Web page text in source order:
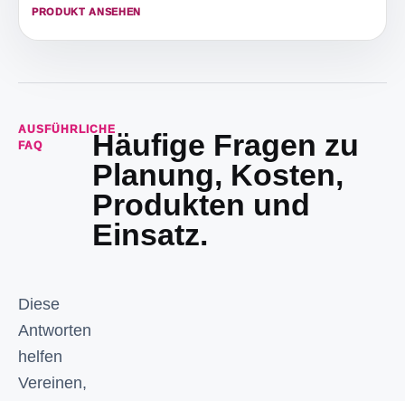
PRODUKT ANSEHEN
AUSFÜHRLICHE
FAQ
Häufige Fragen zu
Planung, Kosten,
Produkten und
Einsatz.
Diese
Antworten
helfen
Vereinen,